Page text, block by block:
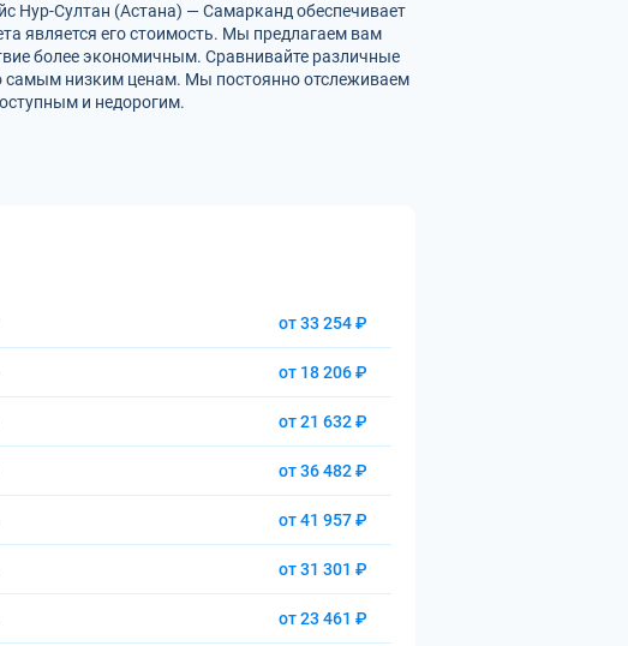
Нур-Султан (Астана) — Самарканд обеспечивает
является его стоимость. Мы предлагаем вам
более экономичным. Сравнивайте различные
самым низким ценам. Мы постоянно отслеживаем
и недорогим.
от 33 254 ₽
от 18 206 ₽
от 21 632 ₽
от 36 482 ₽
от 41 957 ₽
от 31 301 ₽
от 23 461 ₽